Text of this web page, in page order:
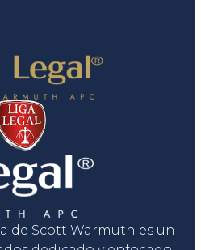
de Scott Warmuth es un